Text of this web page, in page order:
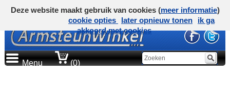
Menu (0)
Deze website maakt gebruik van cookies (meer informatie)
cookie opties
later opnieuw tonen
ik ga
akkoord met cookies